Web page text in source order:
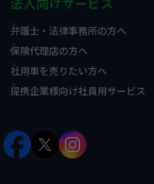
弁護士・法律事務所の方へ
保険代理店の方へ
社用車を売りたい方へ
提携企業様向け社員用サービス